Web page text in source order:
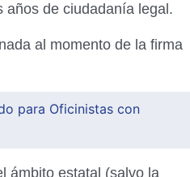
años de ciudadanía legal.
al momento de la firma
para Oficinistas con
ámbito estatal (salvo la